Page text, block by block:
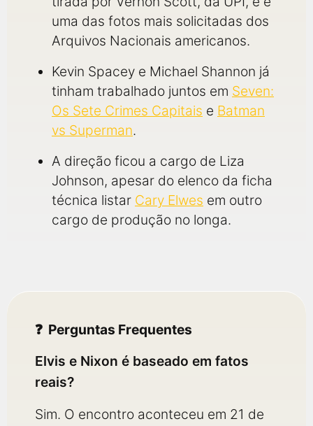
uma das fotos mais solicitadas dos
Arquivos Nacionais americanos.
Kevin Spacey e Michael Shannon já
tinham trabalhado juntos em Seven:
Os Sete Crimes Capitais e Batman
vs Superman.
A direção ficou a cargo de Liza
Johnson, apesar do elenco da ficha
técnica listar Cary Elwes em outro
cargo de produção no longa.
Perguntas Frequentes
Elvis e Nixon é baseado em fatos
reais?
Sim. O encontro aconteceu em 21 de